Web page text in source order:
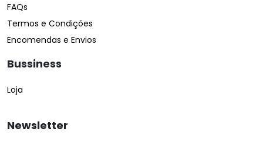
FAQs
Termos e Condições
Encomendas e Envios
Bussiness
Loja
Newsletter